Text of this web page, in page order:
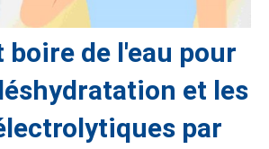
boire de l'eau pour
et les
par